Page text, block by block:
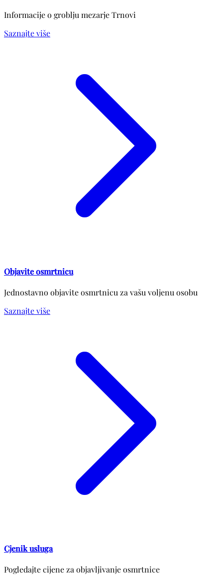
Informacije o groblju mezarje Trnovi
Saznajte više
Objavite osmrtnicu
Jednostavno objavite osmrtnicu za vašu voljenu osobu
Saznajte više
Cjenik usluga
Pogledajte cijene za objavljivanje osmrtnice